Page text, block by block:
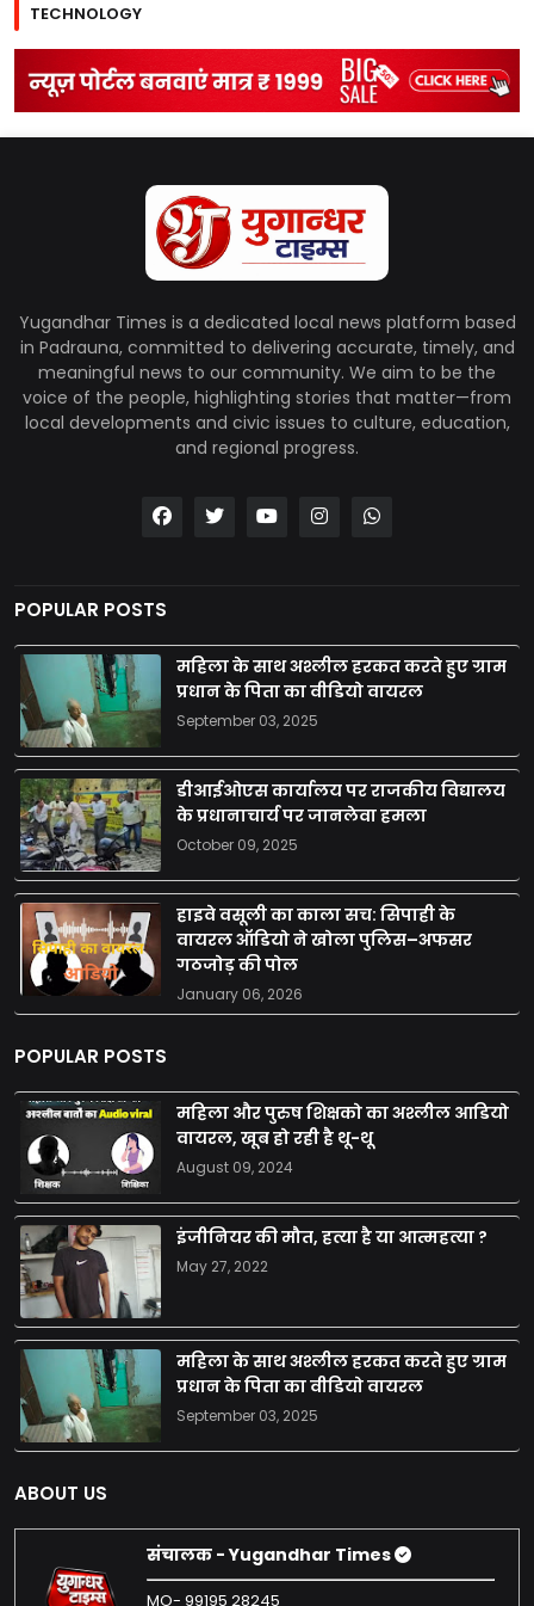
TECHNOLOGY
Yugandhar Times is a dedicated local news platform based
in Padrauna, committed to delivering accurate, timely, and
meaningful news to our community. We aim to be the
voice of the people, highlighting stories that matter—from
local developments and civic issues to culture, education,
and regional progress.
POPULAR POSTS
महिला के साथ अश्लील हरकत करते हुए ग्राम
प्रधान के पिता का वीडियो वायरल
September 03, 2025
डीआईओएस कार्यालय पर राजकीय विद्यालय
के प्रधानाचार्य पर जानलेवा हमला
October 09, 2025
हाइवे वसूली का काला सच: सिपाही के
वायरल ऑडियो ने खोला पुलिस–अफसर
गठजोड़ की पोल
January 06, 2026
POPULAR POSTS
महिला और पुरुष शिक्षको का अश्लील आडियो
वायरल, खूब हो रही है थू-थू
August 09, 2024
इंजीनियर की मौत, हत्या है या आत्महत्या ?
May 27, 2022
महिला के साथ अश्लील हरकत करते हुए ग्राम
प्रधान के पिता का वीडियो वायरल
September 03, 2025
ABOUT US
संचालक - Yugandhar Times
MO- 99195 28245